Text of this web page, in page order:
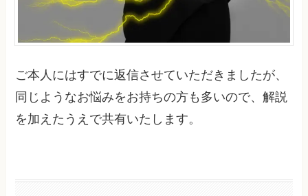
ご本人にはすでに返信させていただきましたが、
同じようなお悩みをお持ちの方も多いので、解説
を加えたうえで共有いたします。